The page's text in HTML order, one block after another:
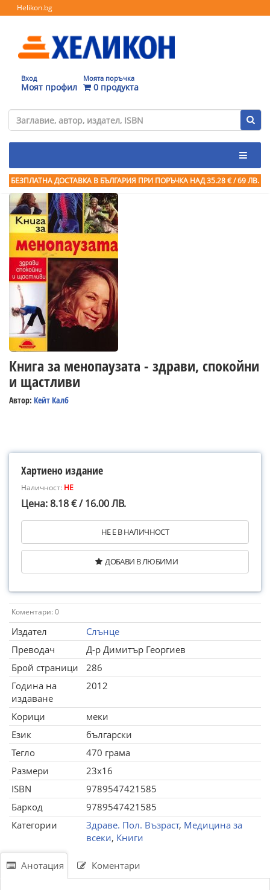
Helikon.bg
Вход
Моят профил
Моята поръчка
0 продукта
БЕЗПЛАТНА ДОСТАВКА В БЪЛГАРИЯ ПРИ ПОРЪЧКА НАД 35.28 € / 69 ЛВ.
Книга за менопаузата - здрави, спокойни
и щастливи
Автор: Кейт Калб
Хартиено издание
Наличност: НЕ
Цена: 8.18 € / 16.00 ЛВ.
НЕ Е В НАЛИЧНОСТ
ДОБАВИ В ЛЮБИМИ
Коментари: 0
Издател
Слънце
Преводач
Д-р Димитър Георгиев
Брой страници
286
Година на
издаване
2012
Корици
меки
Език
български
Тегло
470 грама
Размери
23x16
ISBN
9789547421585
Баркод
9789547421585
Категории
Здраве. Пол. Възраст, Медицина за
всеки, Книги
Анотация Коментари